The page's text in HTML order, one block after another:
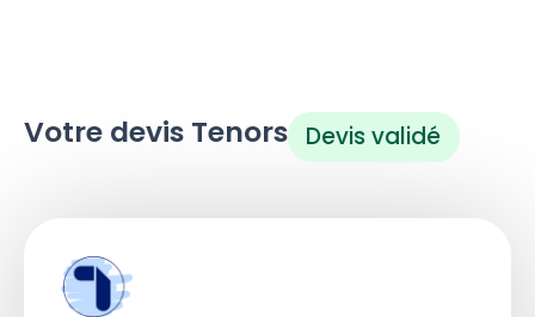
Votre devis Tenors Devis validé